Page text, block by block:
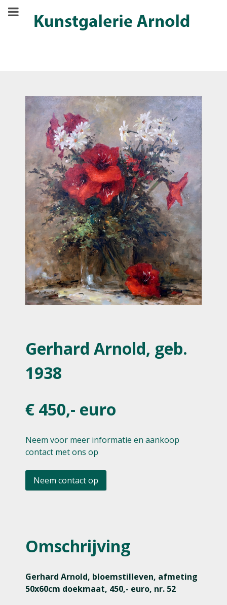
Gerhard Arnold, geb.
1938
€ 450,- euro
Neem voor meer informatie en aankoop
contact met ons op
Neem contact op
Omschrijving
Gerhard Arnold, bloemstilleven, afmeting
50x60cm doekmaat, 450,- euro, nr. 52